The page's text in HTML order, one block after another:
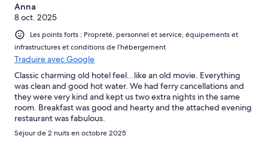
Anna
8 oct. 2025
Les points forts : Propreté, personnel et service, équipements et
infrastructures et conditions de l’hébergement
Traduire avec Google
Classic charming old hotel feel...like an old movie. Everything
was clean and good hot water. We had ferry cancellations and
they were very kind and kept us two extra nights in the same
room. Breakfast was good and hearty and the attached evening
restaurant was fabulous.
Séjour de 2 nuits en octobre 2025